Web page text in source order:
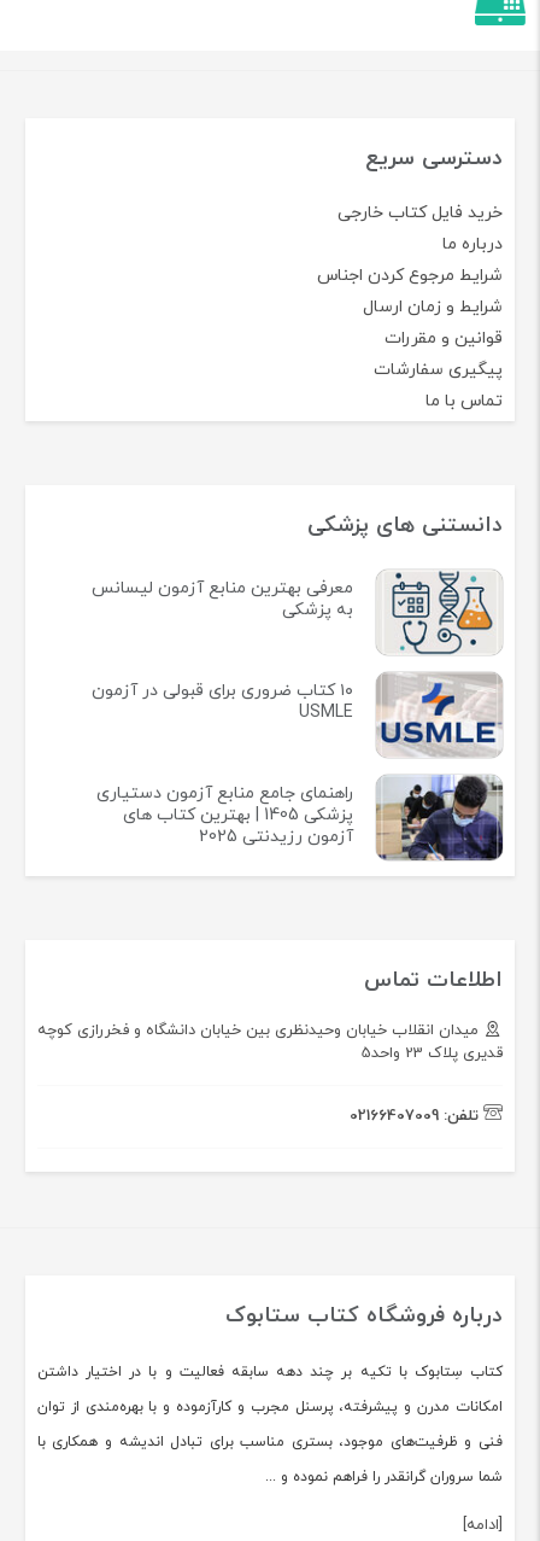
دسترسی سریع
خرید فایل کتاب خارجی
درباره ما
شرایط مرجوع کردن اجناس
شرایط و زمان ارسال
قوانین و مقررات
پیگیری سفارشات
تماس با ما
دانستنی های پزشکی
معرفی بهترین منابع آزمون لیسانس
به پزشکی
۱۰ کتاب ضروری برای قبولی در آزمون
USMLE
راهنمای جامع منابع آزمون دستیاری
پزشکی 1405 | بهترین کتاب های
آزمون رزیدنتی 2025
اطلاعات تماس
میدان انقلاب خیابان وحیدنظری بین خیابان دانشگاه و فخررازی کوچه
قدیری پلاک 23 واحد5
تلفن: 02166407009
درباره فروشگاه کتاب ستابوک
کتاب سِتابوک با تکیه بر چند دهه سابقه فعالیت و با در اختیار داشتن
امکانات مدرن و پیشرفته، پرسنل مجرب و کارآزموده و با بهره‌مندی از توان
فنی و ظرفیت‌های موجود، بستری مناسب برای تبادل اندیشه و همکاری با
شما سروران گرانقدر را فراهم نموده و ...
[ادامه]